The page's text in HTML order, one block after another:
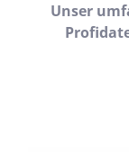
Unser